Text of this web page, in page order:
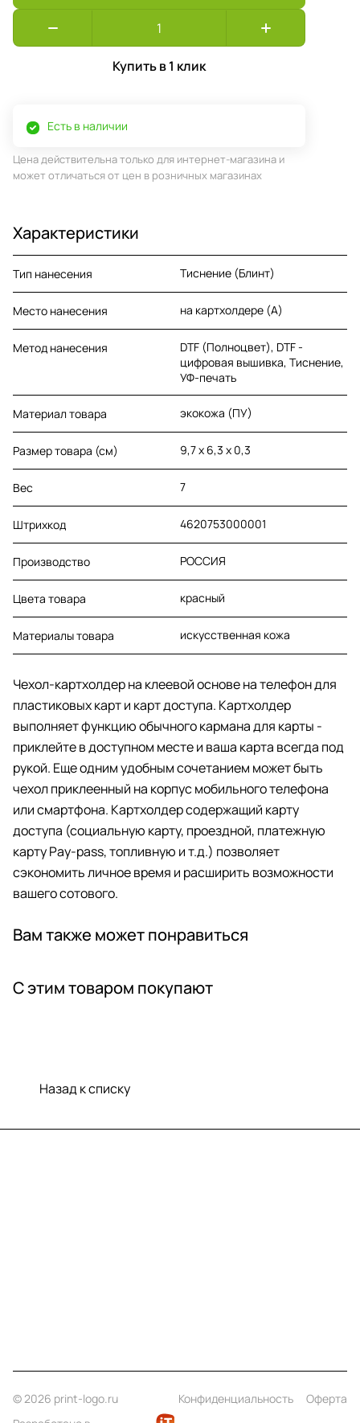
Купить в 1 клик
Есть в наличии
Цена действительна только для интернет-магазина и
может отличаться от цен в розничных магазинах
Характеристики
Тип нанесения Тиснение (Блинт)
Место нанесения на картхолдере (A)
Метод нанесения
DTF (Полноцвет), DTF -
цифровая вышивка, Тиснение,
УФ-печать
Материал товара экокожа (ПУ)
Размер товара (см) 9,7 х 6,3 х 0,3
Вес 7
Штрихкод 4620753000001
Производство РОССИЯ
Цвета товара красный
Материалы товара искусственная кожа
Чехол-картхолдер на клеевой основе на телефон для
пластиковых карт и карт доступа. Картхолдер
выполняет функцию обычного кармана для карты -
приклейте в доступном месте и ваша карта всегда под
рукой. Еще одним удобным сочетанием может быть
чехол приклеенный на корпус мобильного телефона
или смартфона. Картхолдер содержащий карту
доступа (социальную карту, проездной, платежную
карту Pay-pass, топливную и т.д.) позволяет
сэкономить личное время и расширить возможности
вашего сотового.
Вам также может понравиться
С этим товаром покупают
Назад к списку
© 2026 print-logo.ru Конфиденциальность
Оферта